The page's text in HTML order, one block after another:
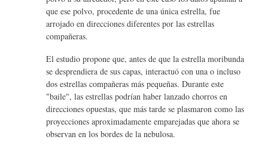
que ese polvo, procedente de una única estrella, fue
arrojado en direcciones diferentes por las estrellas
compañeras.
El estudio propone que, antes de que la estrella moribunda
se desprendiera de sus capas, interactuó con una o incluso
dos estrellas compañeras más pequeñas. Durante este
"baile", las estrellas podrían haber lanzado chorros en
direcciones opuestas, que más tarde se plasmaron como las
proyecciones aproximadamente emparejadas que ahora se
observan en los bordes de la nebulosa.